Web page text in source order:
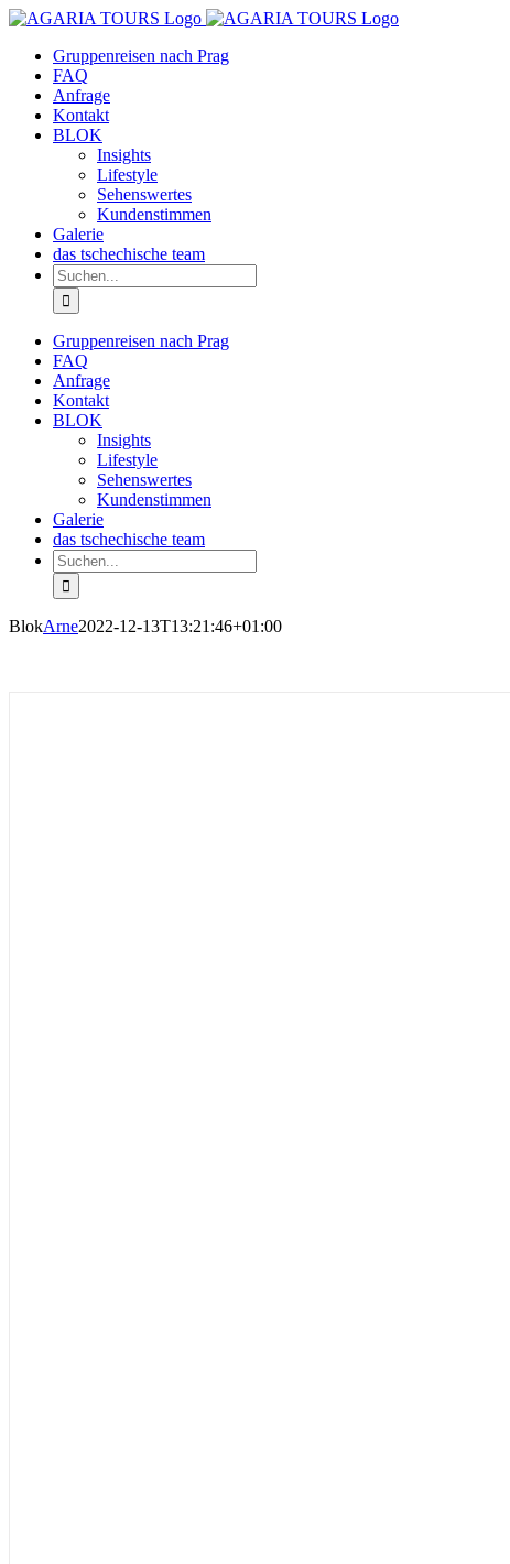
Zum
springenGruppenreisen nach Prag
FAQ
Anfrage
Kontakt
BLOK
Insights
Lifestyle
Sehenswertes
Kundenstimmen
Galerie
das tschechische team
Suche
nach:
Gruppenreisen nach Prag
FAQ
Anfrage
Kontakt
BLOK
Insights
Lifestyle
Sehenswertes
Kundenstimmen
Galerie
das tschechische team
Suche
nach:
BlokArne2022-12-13T13:21:46+01:00